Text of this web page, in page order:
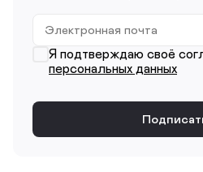
Я подтверждаю своё
персональных данных